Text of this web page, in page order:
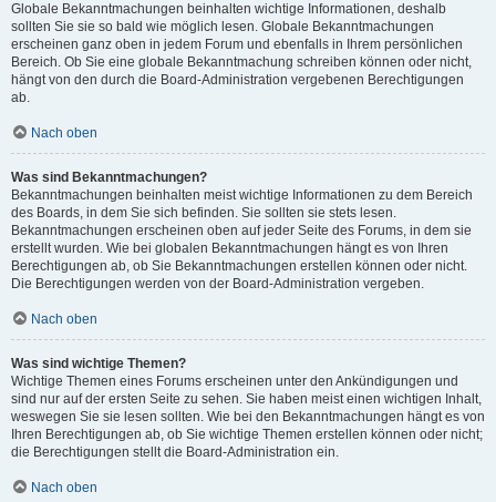
Globale Bekanntmachungen beinhalten wichtige Informationen, deshalb
sollten Sie sie so bald wie möglich lesen. Globale Bekanntmachungen
erscheinen ganz oben in jedem Forum und ebenfalls in Ihrem persönlichen
Bereich. Ob Sie eine globale Bekanntmachung schreiben können oder nicht,
hängt von den durch die Board-Administration vergebenen Berechtigungen
ab.
Nach oben
Was sind Bekanntmachungen?
Bekanntmachungen beinhalten meist wichtige Informationen zu dem Bereich
des Boards, in dem Sie sich befinden. Sie sollten sie stets lesen.
Bekanntmachungen erscheinen oben auf jeder Seite des Forums, in dem sie
erstellt wurden. Wie bei globalen Bekanntmachungen hängt es von Ihren
Berechtigungen ab, ob Sie Bekanntmachungen erstellen können oder nicht.
Die Berechtigungen werden von der Board-Administration vergeben.
Nach oben
Was sind wichtige Themen?
Wichtige Themen eines Forums erscheinen unter den Ankündigungen und
sind nur auf der ersten Seite zu sehen. Sie haben meist einen wichtigen Inhalt,
weswegen Sie sie lesen sollten. Wie bei den Bekanntmachungen hängt es von
Ihren Berechtigungen ab, ob Sie wichtige Themen erstellen können oder nicht;
die Berechtigungen stellt die Board-Administration ein.
Nach oben